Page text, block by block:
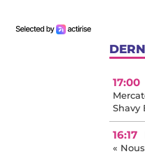
17:00
Shavy
16:17
«